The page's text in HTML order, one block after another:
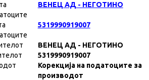
ВЕНЕЦ АД - НЕГОТИНО
5319990919007
ВЕНЕЦ АД - НЕГОТИНО
5319990919007
Корекција на податоците за
производот